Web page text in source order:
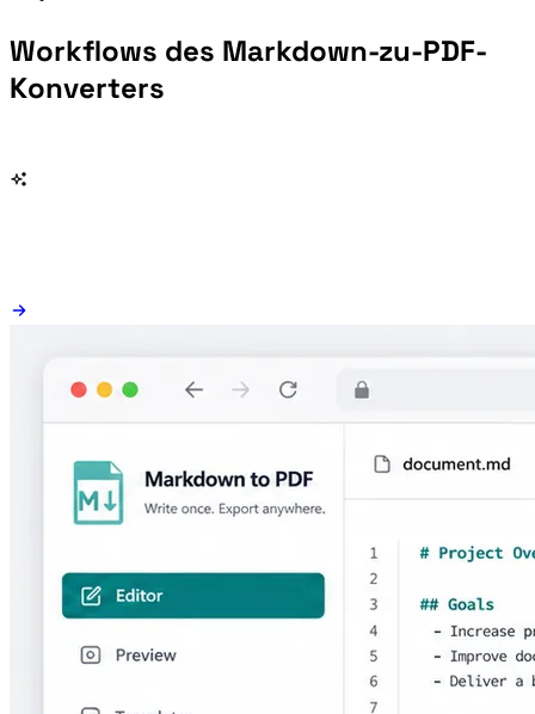
Workflows des Markdown-zu-PDF-
Konverters